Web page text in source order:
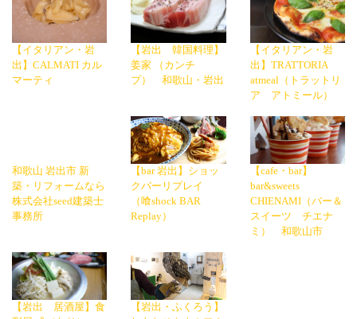
【イタリアン・岩
出】CALMATI カル
マーティ
【岩出 韓国料理】
姜家 （カンチ
プ） 和歌山・岩出
【イタリアン・岩
出】TRATTORIA
atmeal（トラットリ
ア アトミール）
和歌山 岩出市 新
築・リフォームなら
株式会社seed建築士
事務所
【bar 岩出】ショッ
クバーリプレイ
（喰shock BAR
Replay）
【cafe・bar】
bar&sweets
CHIENAMI（バー＆
スイーツ チエナ
ミ） 和歌山市
【岩出 居酒屋】食
【岩出・ふくろう】